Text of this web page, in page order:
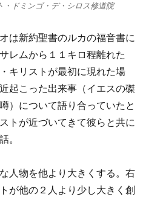
・ドミンゴ・デ・シロス修道院
は新約聖書のルカの福音書に
レムから１１キロ程離れた
キリストが最初に現れた場
起こった出来事（イエスの磔
）について語り合っていたと
トが近づいてきて彼らと共に
。
人物を他より大きくする。右
が他の２人より少し大きく創